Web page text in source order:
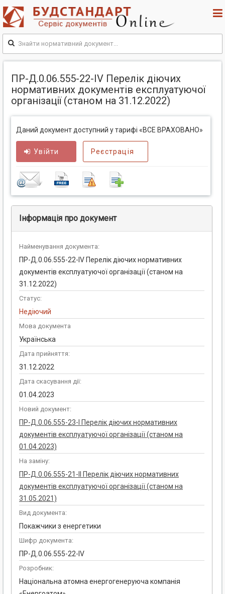
ПР-Д.0.06.555-22-ІV Перелік діючих
нормативних документів експлуатуючої
організації (станом на 31.12.2022)
Даний документ доступний у тарифі «ВСЕ ВРАХОВАНО»
Увійти Реєстрація
Інформація про документ
Найменування документа:
ПР-Д.0.06.555-22-ІV Перелік діючих нормативних
документів експлуатуючої організації (станом на
31.12.2022)
Статус:
Недіючий
Мова документа
Українська
Дата прийняття:
31.12.2022
Дата скасування дії:
01.04.2023
Новий документ:
ПР-Д.0.06.555-23-І Перелік діючих нормативних
документів експлуатуючої організації (станом на
01.04.2023)
На заміну:
ПР-Д.0.06.555-21-ІІ Перелік діючих нормативних
документів експлуатуючої організації (станом на
31.05.2021)
Вид документа:
Покажчики з енергетики
Шифр документа:
ПР-Д.0.06.555-22-IV
Розробник:
Національна атомна енергогенеруюча компанія